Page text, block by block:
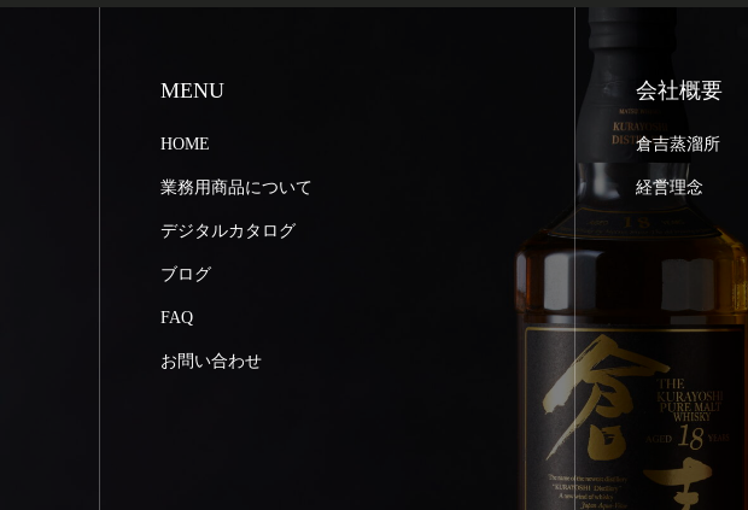
MENU
HOME
業務用商品について
デジタルカタログ
ブログ
FAQ
お問い合わせ
会社概要
倉吉蒸溜所
経営理念